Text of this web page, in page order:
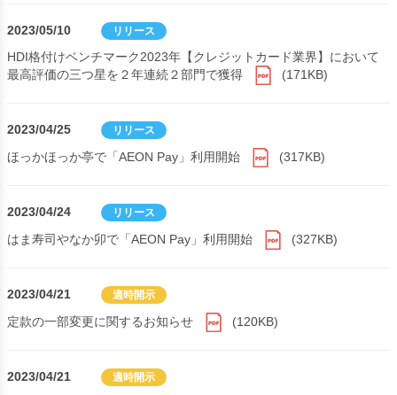
2023/05/10 リリース
HDI格付けベンチマーク2023年【クレジットカード業界】において
最高評価の三つ星を２年連続２部門で獲得
(171KB)
2023/04/25 リリース
ほっかほっか亭で「AEON Pay」利用開始 (317KB)
2023/04/24 リリース
はま寿司やなか卯で「AEON Pay」利用開始 (327KB)
2023/04/21 適時開示
定款の一部変更に関するお知らせ (120KB)
2023/04/21 適時開示